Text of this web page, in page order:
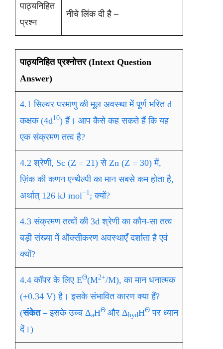
पाठ्यनिहित
प्रश्न
नीचे लिंक दी है –
पाठ्यनिहित प्रश्नोत्तर (Intext Question
Answer)
4.1 सिल्वर परमाणु की मूल अवस्था में पूर्ण भरित d
कक्षक (4d10) हैं। आप कैसे कह सकते हैं कि यह
एक संक्रमण तत्व है?
4.2 श्रेणी, Sc (Z = 21) से Zn (Z = 30) में,
ज़िंक की कणन एन्थैल्पी का मान सबसे कम होता है,
अर्थात् 126 kJ mol−1 ; क्यों?
4.3 संक्रमण तत्वों की 3d श्रेणी का कौन-सा तत्व
बड़ी संख्या में ऑक्सीकरण अवस्थाएँ दर्शाता है एवं
क्यों?
4.4 कॉपर के लिए EΘ(M2+/M), का मान धनात्मक
(+0.34 V) है। इसके संभावित कारण क्या हैं?
(संकेत– इसके उच्च ΔaHΘ और ΔhydHΘ पर ध्यान
दें।)